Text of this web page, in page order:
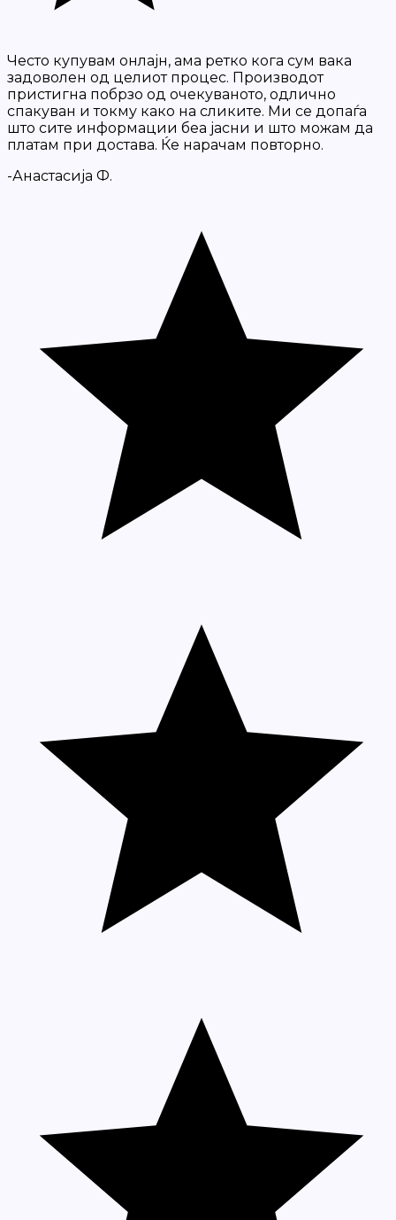
Често купувам онлајн, ама ретко кога сум вака
задоволен од целиот процес. Производот
пристигна побрзо од очекуваното, одлично
спакуван и токму како на сликите. Ми се допаѓа
што сите информации беа јасни и што можам да
платам при достава. Ќе нарачам повторно.
-Анастасија Ф.